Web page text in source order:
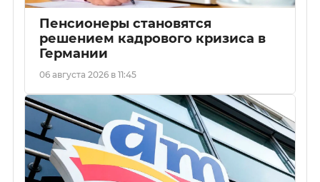
Пенсионеры становятся
решением кадрового кризиса в
Германии
06 августа 2026 в 11:45